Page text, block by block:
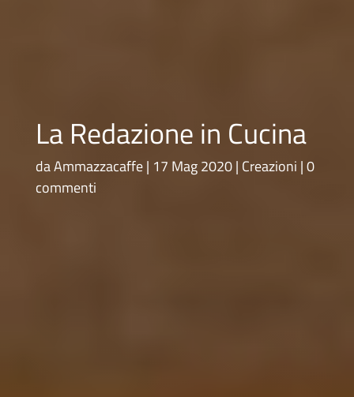
La Redazione in Cucina
daAmmazzacaffe 17 Mag 2020 Creazioni 0
commenti